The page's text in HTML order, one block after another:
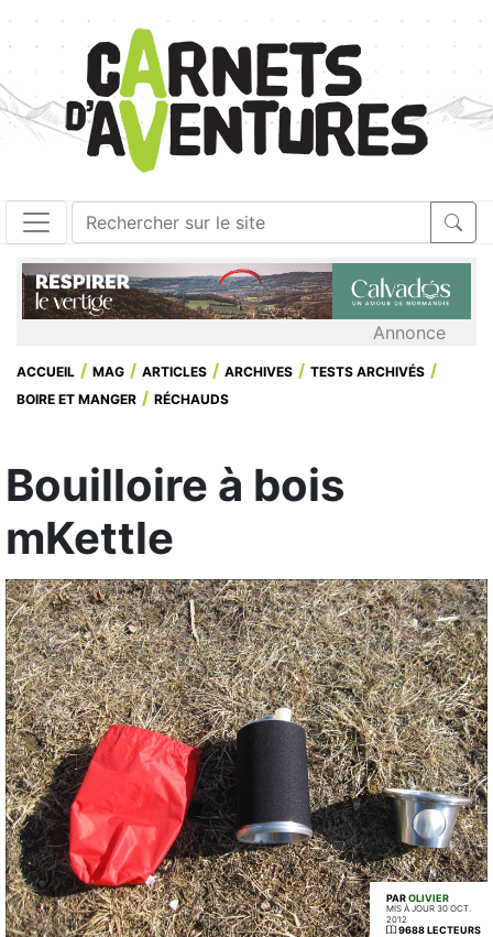
Annonce
ACCUEIL MAG ARTICLES ARCHIVES
TESTS ARCHIVÉS
BOIRE ET MANGER
RÉCHAUDS
Bouilloire à bois
mKettle
PAROLIVIER
MIS À JOUR 30 OCT.
2012
9688 LECTEURS